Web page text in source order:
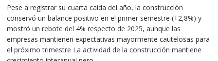
Pese a registrar su cuarta caída del año, la construcción
conservó un balance positivo en el primer semestre (+2,8%) y
mostró un rebote del 4% respecto de 2025, aunque las
empresas mantienen expectativas mayormente cautelosas para
el próximo trimestre La actividad de la construcción mantiene